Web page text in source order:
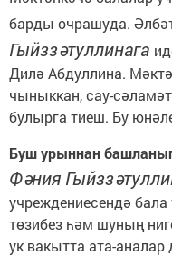
барды очрашуда.
Гыйззәтуллинага
Дилә Абдуллина.
чыныккан, сау-
булырга тиеш. Бу
Буш урыннан
Фәния
учреждениесендә бала
төзибез һәм шуның
ук вакытта ата-